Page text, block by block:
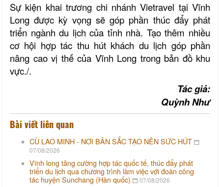
Sự kiện khai trương chi nhánh Vietravel tại Vĩnh
Long được kỳ vọng sẽ góp phần thúc đẩy phát
triển ngành du lịch của tỉnh nhà. Tạo thêm nhiều
cơ hội hợp tác thu hút khách du lịch góp phần
nâng cao vị thế của Vĩnh Long trong bản đồ khu
vực./.
Tác giả:
Quỳnh Như
Bài viết liên quan
CÙ LAO MINH - NƠI BẢN SẮC TẠO NÊN SỨC HÚT
07/08/2026
Vĩnh long tăng cường hợp tác quốc tế, thúc đẩy phát
triển du lịch qua chương trình làm việc với đoàn công
tác huyện Sunchang (Hàn quốc)
07/08/2026